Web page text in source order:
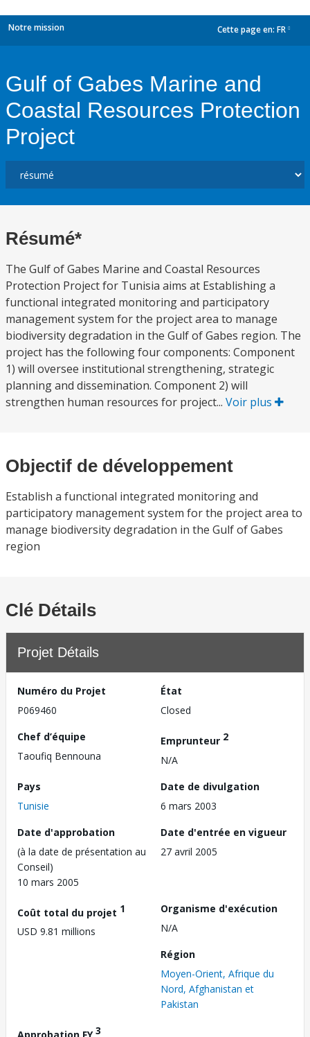
Notre mission Cette page en: FR
Gulf of Gabes Marine and
Coastal Resources Protection
Project
Résumé*
The Gulf of Gabes Marine and Coastal Resources
Protection Project for Tunisia aims at Establishing a
functional integrated monitoring and participatory
management system for the project area to manage
biodiversity degradation in the Gulf of Gabes region. The
project has the following four components: Component
1) will oversee institutional strengthening, strategic
planning and dissemination. Component 2) will
strengthen human resources for project... Voir plus
Objectif de développement
Establish a functional integrated monitoring and
participatory management system for the project area to
manage biodiversity degradation in the Gulf of Gabes
region
Clé Détails
Projet Détails
Numéro du Projet
P069460
État
Closed
Chef d’équipe
Taoufiq Bennouna
Emprunteur 2
N/A
Pays
Tunisie
Date de divulgation
6 mars 2003
Date d'approbation
(à la date de présentation au
Conseil)
10 mars 2005
Date d'entrée en vigueur
27 avril 2005
Coût total du projet 1
USD 9.81 millions
Organisme d'exécution
N/A
Région
Moyen-Orient, Afrique du
Nord, Afghanistan et
Pakistan
Approbation FY3